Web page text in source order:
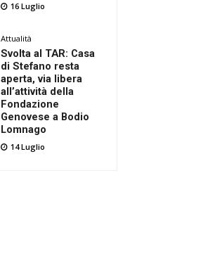
16 Luglio
Attualità
Svolta al TAR: Casa
di Stefano resta
aperta, via libera
all’attività della
Fondazione
Genovese a Bodio
Lomnago
14 Luglio